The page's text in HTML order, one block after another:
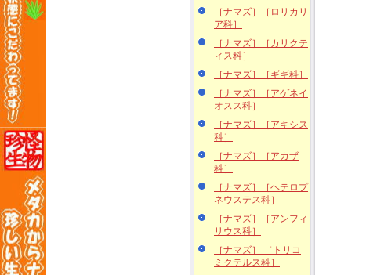
［ナマズ］［ロリカリ
ア科］
［ナマズ］［カリクテ
ィス科］
［ナマズ］［ギギ科］
［ナマズ］［アゲネイ
オスス科］
［ナマズ］［アキシス
科］
［ナマズ］［アカザ
科］
［ナマズ］［ヘテロプ
ネウステス科］
［ナマズ］［アンフィ
リウス科］
［ナマズ］ ［トリコ
ミクテルス科］